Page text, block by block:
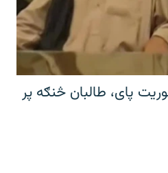
جمهوریت پای، طالبان څنګه پر